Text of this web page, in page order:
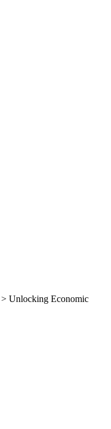
> Unlocking Economic